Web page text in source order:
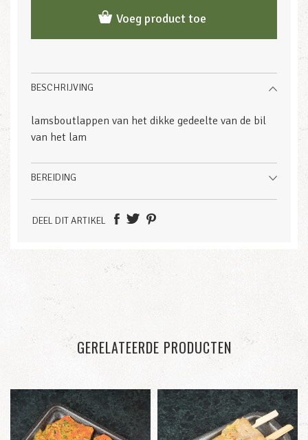
Voeg product toe
BESCHRIJVING
lamsboutlappen van het dikke gedeelte van de bil
van het lam
BEREIDING
DEEL DIT ARTIKEL
GERELATEERDE PRODUCTEN